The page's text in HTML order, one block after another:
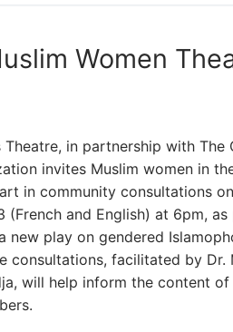
Women
Theatre, in partnership with The
invites Muslim women in
in community consultations
(French and English) at 6pm,
new play on gendered
consultations, facilitated by Dr.
will help inform the content